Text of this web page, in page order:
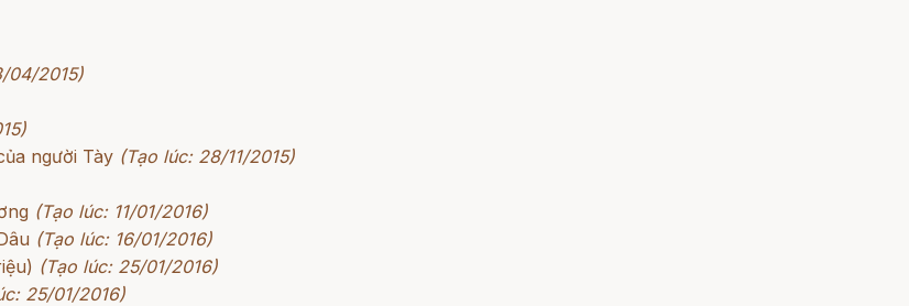
04/2015)
người Tày (Tạo lúc: 28/11/2015)
(Tạo lúc: 11/01/2016)
(Tạo lúc: 16/01/2016)
(Tạo lúc: 25/01/2016)
25/01/2016)